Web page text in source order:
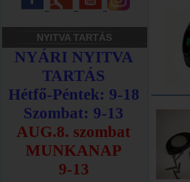
NYITVA TARTÁS